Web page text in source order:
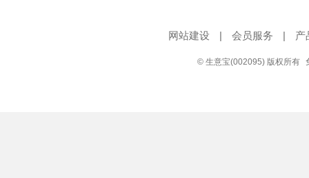
网站建设 | 会员服务 | 产
© 生意宝(002095) 版权所有